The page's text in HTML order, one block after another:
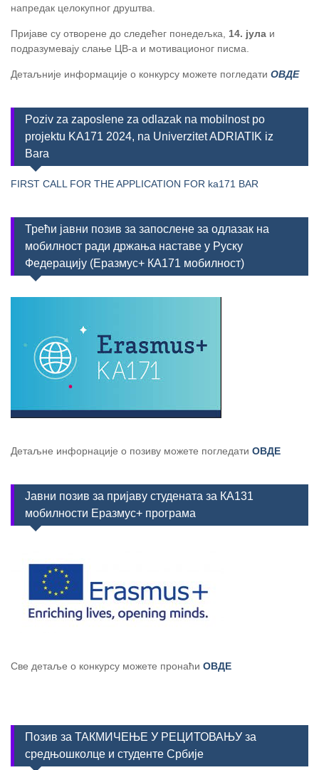
напредак целокупног друштва.
Пријаве су отворене до следећег понедељка, 14. јула и
подразумевају слање ЦВ-а и мотивационог писма.
Детаљније информације о конкурсу можете погледати ОВДЕ
Poziv za zaposlene za odlazak na mobilnost po
projektu KA171 2024, na Univerzitet ADRIATIK iz
Bara
FIRST CALL FOR THE APPLICATION FOR ka171 BAR
Трећи јавни позив за запослене за одлазак на
мобилност ради држања наставе у Руску
Федерацију (Еразмус+ КА171 мобилност)
Детаљне инфорнације о позиву можете погледати ОВДЕ
Јавни позив за пријаву студената за КА131
мобилности Еразмус+ програма
Све детаље о конкурсу можете пронаћи ОВДЕ
Позив за ТАКМИЧЕЊЕ У РЕЦИТОВАЊУ за
средњошколце и студенте Србије